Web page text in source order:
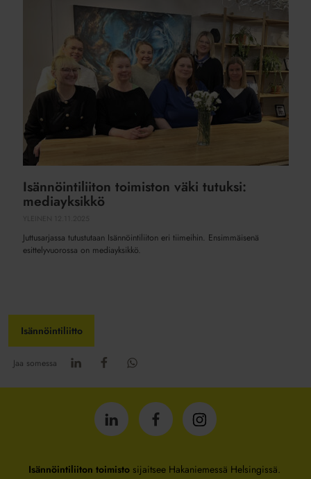
mediayksikkö
Isännöintiliiton toimiston väki tutuksi:
mediayksikkö
Juttusarjassa tutustutaan Isännöintiliiton eri tiimeihin. Ensimmäisenä
esittelyvuorossa on mediayksikkö.
Isännöintiliitto
Jaa somessa
Isännöintiliitto
LinkedInissä
Isännöintiliitto
Facebookissa
Isännöintiliitto
Instagrammissa
Isännöintiliiton toimistosijaitsee Hakaniemessä Helsingissä.